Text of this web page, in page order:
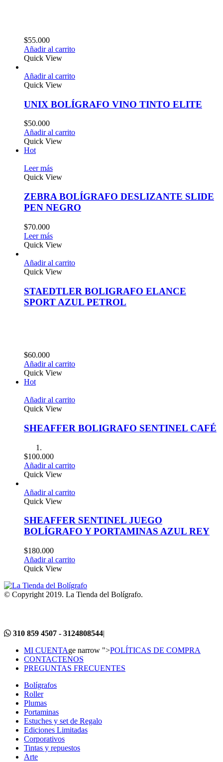
$55.000
Añadir al carrito
Quick View
Añadir al carrito
Quick View
UNIX BOLÍGRAFO VINO TINTO ELITE
$50.000
Añadir al carrito
Quick View
Hot
Leer más
Quick View
ZEBRA BOLÍGRAFO DESLIZANTE SLIDE
PEN NEGRO
$70.000
Leer más
Quick View
Añadir al carrito
Quick View
STAEDTLER BOLIGRAFO ELANCE
SPORT AZUL PETROL
$60.000
Añadir al carrito
Quick View
Hot
Añadir al carrito
Quick View
SHEAFFER BOLIGRAFO SENTINEL CAFÉ
$100.000
Añadir al carrito
Quick View
Añadir al carrito
Quick View
SHEAFFER SENTINEL JUEGO
BOLÍGRAFO Y PORTAMINAS AZUL REY
$180.000
Añadir al carrito
Quick View
© Copyright 2019. La Tienda del Bolígrafo.
310 859 4507 - 3124808544|
MI CUENTAge narrow ">POLÍTICAS DE COMPRA
CONTACTENOS
PREGUNTAS FRECUENTES
Bolígrafos
Roller
Plumas
Portaminas
Estuches y set de Regalo
Ediciones Limitadas
Corporativos
Tintas y repuestos
Arte